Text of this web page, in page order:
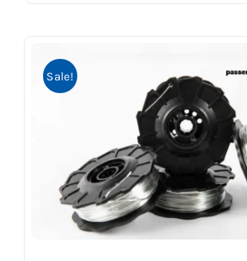
The
options
may
be
chosen
on
the
product
Sale!